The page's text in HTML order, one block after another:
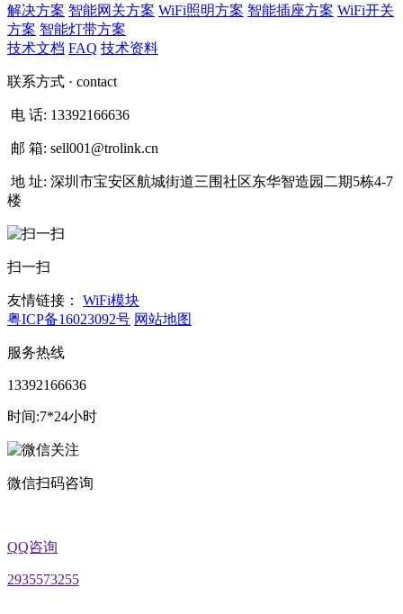
解决方案 智能网关方案 WiFi照明方案 智能插座方案 WiFi开关
方案 智能灯带方案
技术文档 FAQ 技术资料
联系方式 · contact
电 话: 13392166636
邮 箱: sell001@trolink.cn
地 址: 深圳市宝安区航城街道三围社区东华智造园二期5栋4-7
楼
扫一扫
友情链接：
WiFi模块
粤ICP备16023092号 网站地图
服务热线
13392166636
时间:7*24小时
微信扫码咨询
QQ咨询
2935573255